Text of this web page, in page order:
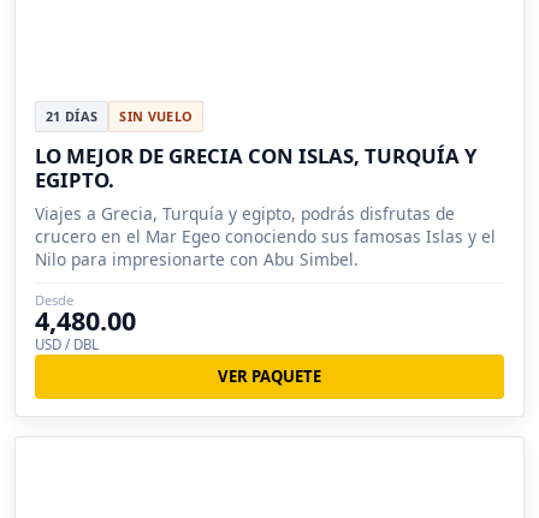
21 DÍAS SIN VUELO
LO MEJOR DE GRECIA CON ISLAS, TURQUÍA Y
EGIPTO.
Viajes a Grecia, Turquía y egipto, podrás disfrutas de
crucero en el Mar Egeo conociendo sus famosas Islas y el
Nilo para impresionarte con Abu Simbel.
Desde
4,480.00
USD / DBL
VER PAQUETE